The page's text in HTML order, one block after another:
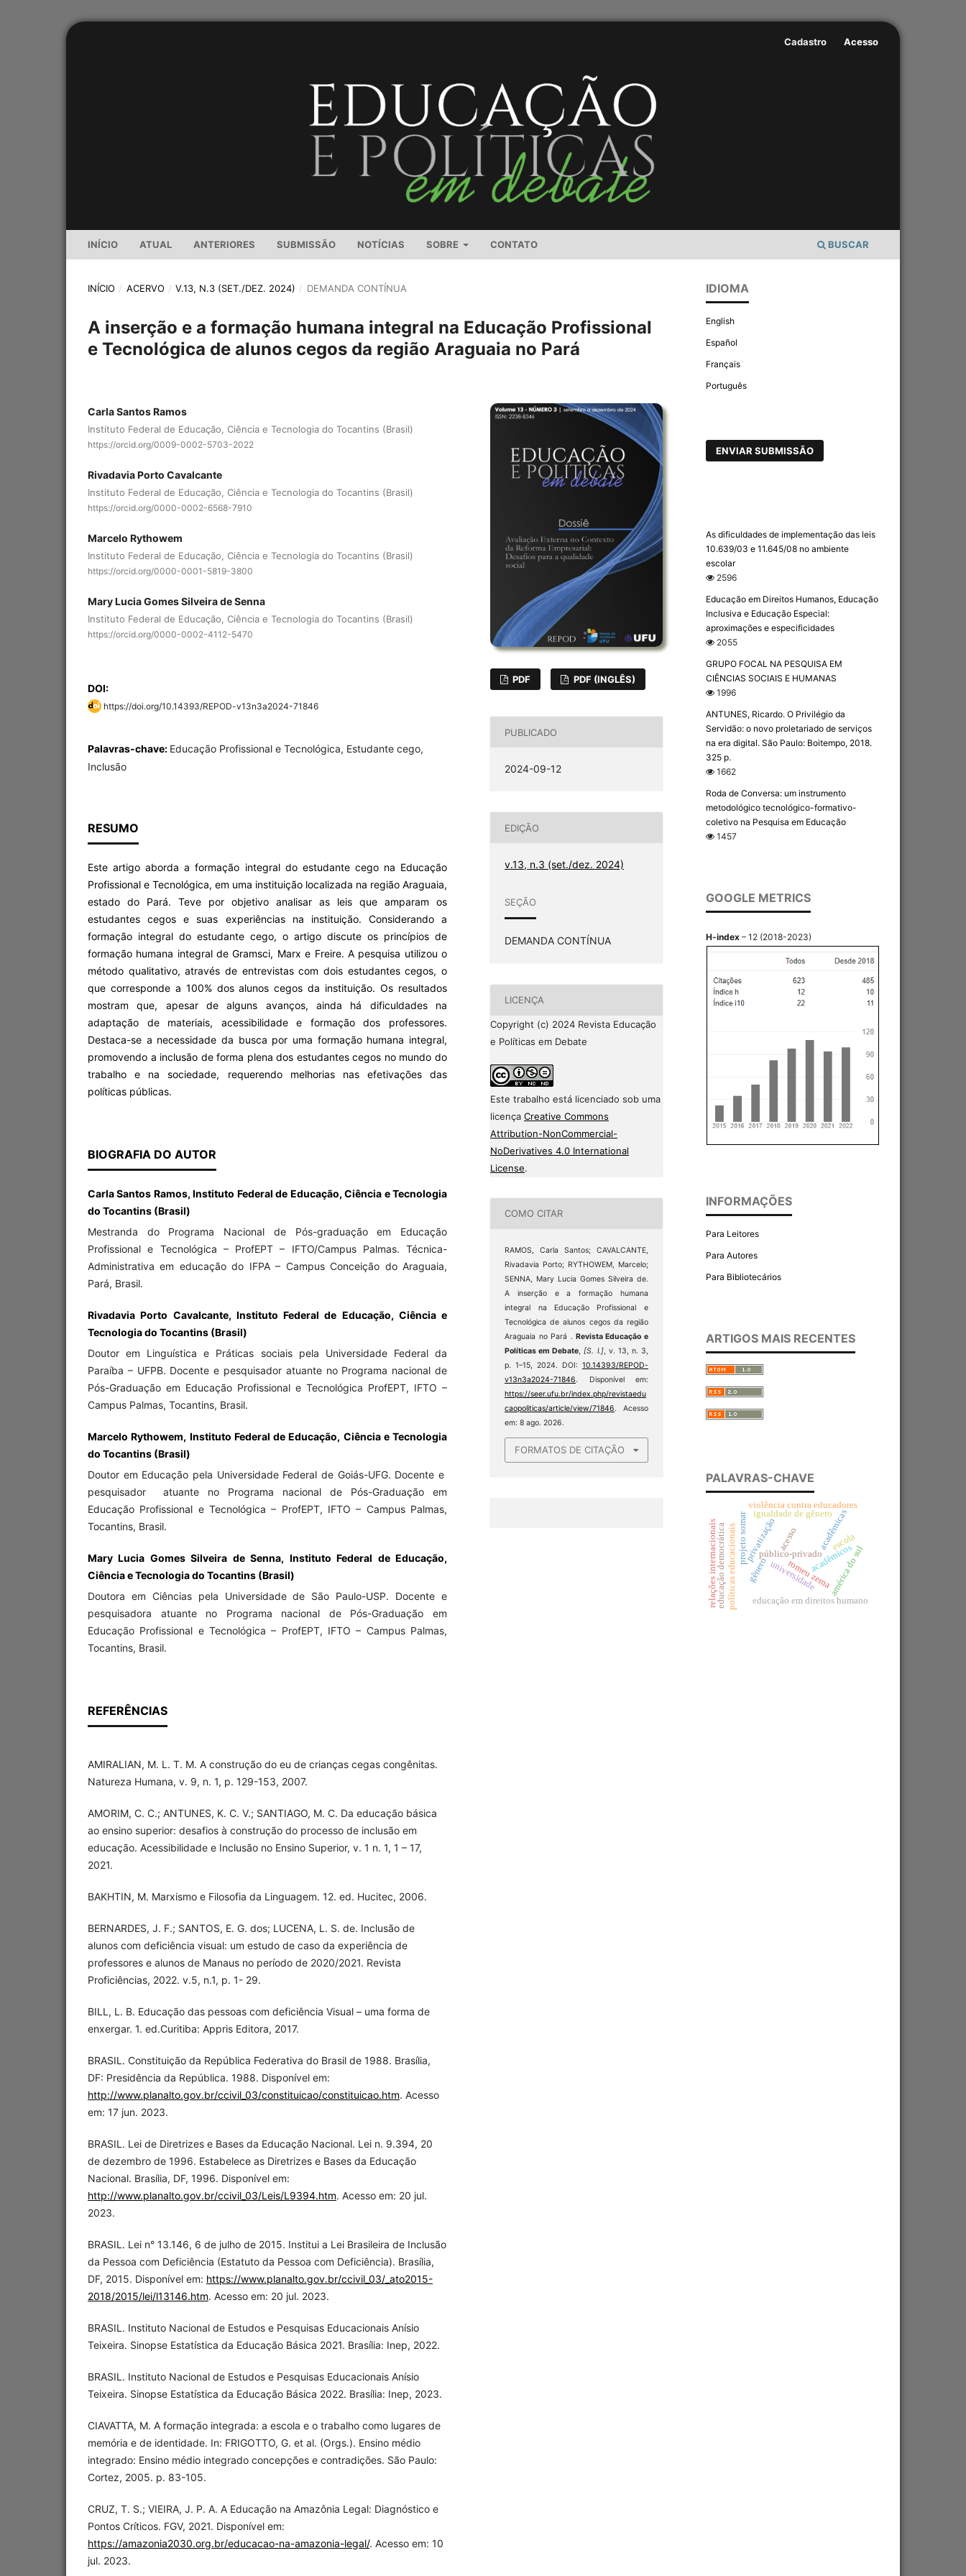
INÍCIO ATUAL ANTERIORES SUBMISSÃO NOTÍCIAS SOBRE CONTATO BUSCAR
Cadastro Acesso
INÍCIO / ACERVO / V.13, N.3 (SET./DEZ. 2024) / DEMANDA CONTÍNUA
A inserção e a formação humana integral na Educação Profissional
e Tecnológica de alunos cegos da região Araguaia no Pará
Carla Santos Ramos
Instituto Federal de Educação, Ciência e Tecnologia do Tocantins (Brasil)
https://orcid.org/0009-0002-5703-2022
Rivadavia Porto Cavalcante
Instituto Federal de Educação, Ciência e Tecnologia do Tocantins (Brasil)
https://orcid.org/0000-0002-6568-7910
Marcelo Rythowem
Instituto Federal de Educação, Ciência e Tecnologia do Tocantins (Brasil)
https://orcid.org/0000-0001-5819-3800
Mary Lucia Gomes Silveira de Senna
Instituto Federal de Educação, Ciência e Tecnologia do Tocantins (Brasil)
https://orcid.org/0000-0002-4112-5470
DOI:
https://doi.org/10.14393/REPOD-v13n3a2024-71846
Palavras-chave: Educação Profissional e Tecnológica, Estudante cego,
Inclusão
RESUMO
Este artigo aborda a formação integral do estudante cego na Educação
Profissional e Tecnológica, em uma instituição localizada na região Araguaia,
estado do Pará. Teve por objetivo analisar as leis que amparam os
estudantes cegos e suas experiências na instituição. Considerando a
formação integral do estudante cego, o artigo discute os princípios de
formação humana integral de Gramsci, Marx e Freire. A pesquisa utilizou o
método qualitativo, através de entrevistas com dois estudantes cegos, o
que corresponde a 100% dos alunos cegos da instituição. Os resultados
mostram que, apesar de alguns avanços, ainda há dificuldades na
adaptação de materiais, acessibilidade e formação dos professores.
Destaca-se a necessidade da busca por uma formação humana integral,
promovendo a inclusão de forma plena dos estudantes cegos no mundo do
trabalho e na sociedade, requerendo melhorias nas efetivações das
políticas públicas.
BIOGRAFIA DO AUTOR
Carla Santos Ramos, Instituto Federal de Educação, Ciência e Tecnologia
do Tocantins (Brasil)
Mestranda do Programa Nacional de Pós-graduação em Educação
Profissional e Tecnológica – ProfEPT – IFTO/Campus Palmas. Técnica-
Administrativa em educação do IFPA – Campus Conceição do Araguaia,
Pará, Brasil.
Rivadavia Porto Cavalcante, Instituto Federal de Educação, Ciência e
Tecnologia do Tocantins (Brasil)
Doutor em Linguística e Práticas sociais pela Universidade Federal da
Paraíba – UFPB. Docente e pesquisador atuante no Programa nacional de
Pós-Graduação em Educação Profissional e Tecnológica ProfEPT, IFTO –
Campus Palmas, Tocantins, Brasil.
Marcelo Rythowem, Instituto Federal de Educação, Ciência e Tecnologia
do Tocantins (Brasil)
Doutor em Educação pela Universidade Federal de Goiás-UFG. Docente e
pesquisador atuante no Programa nacional de Pós-Graduação em
Educação Profissional e Tecnológica – ProfEPT, IFTO – Campus Palmas,
Tocantins, Brasil.
Mary Lucia Gomes Silveira de Senna, Instituto Federal de Educação,
Ciência e Tecnologia do Tocantins (Brasil)
Doutora em Ciências pela Universidade de São Paulo-USP. Docente e
pesquisadora atuante no Programa nacional de Pós-Graduação em
Educação Profissional e Tecnológica – ProfEPT, IFTO – Campus Palmas,
Tocantins, Brasil.
REFERÊNCIAS
AMIRALIAN, M. L. T. M. A construção do eu de crianças cegas congênitas.
Natureza Humana, v. 9, n. 1, p. 129-153, 2007.
AMORIM, C. C.; ANTUNES, K. C. V.; SANTIAGO, M. C. Da educação básica
ao ensino superior: desafios à construção do processo de inclusão em
educação. Acessibilidade e Inclusão no Ensino Superior, v. 1 n. 1, 1 – 17,
2021.
BAKHTIN, M. Marxismo e Filosofia da Linguagem. 12. ed. Hucitec, 2006.
BERNARDES, J. F.; SANTOS, E. G. dos; LUCENA, L. S. de. Inclusão de
alunos com deficiência visual: um estudo de caso da experiência de
professores e alunos de Manaus no período de 2020/2021. Revista
Proficiências, 2022. v.5, n.1, p. 1- 29.
BILL, L. B. Educação das pessoas com deficiência Visual – uma forma de
enxergar. 1. ed.Curitiba: Appris Editora, 2017.
BRASIL. Constituição da República Federativa do Brasil de 1988. Brasília,
DF: Presidência da República. 1988. Disponível em:
http://www.planalto.gov.br/ccivil_03/constituicao/constituicao.htm. Acesso
em: 17 jun. 2023.
BRASIL. Lei de Diretrizes e Bases da Educação Nacional. Lei n. 9.394, 20
de dezembro de 1996. Estabelece as Diretrizes e Bases da Educação
Nacional. Brasília, DF, 1996. Disponível em:
http://www.planalto.gov.br/ccivil_03/Leis/L9394.htm. Acesso em: 20 jul.
2023.
BRASIL. Lei n° 13.146, 6 de julho de 2015. Institui a Lei Brasileira de Inclusão
da Pessoa com Deficiência (Estatuto da Pessoa com Deficiência). Brasília,
DF, 2015. Disponível em: https://www.planalto.gov.br/ccivil_03/_ato2015-
2018/2015/lei/l13146.htm. Acesso em: 20 jul. 2023.
BRASIL. Instituto Nacional de Estudos e Pesquisas Educacionais Anísio
Teixeira. Sinopse Estatística da Educação Básica 2021. Brasília: Inep, 2022.
BRASIL. Instituto Nacional de Estudos e Pesquisas Educacionais Anísio
Teixeira. Sinopse Estatística da Educação Básica 2022. Brasília: Inep, 2023.
CIAVATTA, M. A formação integrada: a escola e o trabalho como lugares de
memória e de identidade. In: FRIGOTTO, G. et al. (Orgs.). Ensino médio
integrado: Ensino médio integrado concepções e contradições. São Paulo:
Cortez, 2005. p. 83-105.
CRUZ, T. S.; VIEIRA, J. P. A. A Educação na Amazônia Legal: Diagnóstico e
Pontos Críticos. FGV, 2021. Disponível em:
https://amazonia2030.org.br/educacao-na-amazonia-legal/. Acesso em: 10
jul. 2023.
PDF PDF (INGLÊS)
PUBLICADO
2024-09-12
EDIÇÃO
v.13, n.3 (set./dez. 2024)
SEÇÃO
DEMANDA CONTÍNUA
LICENÇA
Copyright (c) 2024 Revista Educação
e Políticas em Debate
Este trabalho está licenciado sob uma
licença Creative Commons
Attribution-NonCommercial-
NoDerivatives 4.0 International
License.
COMO CITAR
RAMOS, Carla Santos; CAVALCANTE,
Rivadavia Porto; RYTHOWEM, Marcelo;
SENNA, Mary Lucia Gomes Silveira de.
A inserção e a formação humana
integral na Educação Profissional e
Tecnológica de alunos cegos da região
Araguaia no Pará . Revista Educação e
Políticas em Debate
[S. l.], v. 13, n. 3,
p. 1–15, 2024. DOI: 10.14393/REPOD-
v13n3a2024-71846. Disponível em:
https://seer.ufu.br/index.php/revistaedu
caopoliticas/article/view/71846. Acesso
em: 8 ago. 2026.
FORMATOS DE CITAÇÃO
IDIOMA
English
Español
Français
Português
ENVIAR SUBMISSÃO
As dificuldades de implementação das leis
10.639/03 e 11.645/08 no ambiente
escolar
2596
Educação em Direitos Humanos, Educação
Inclusiva e Educação Especial:
aproximações e especificidades
2055
GRUPO FOCAL NA PESQUISA EM
CIÊNCIAS SOCIAIS E HUMANAS
1996
ANTUNES, Ricardo. O Privilégio da
Servidão: o novo proletariado de serviços
na era digital. São Paulo: Boitempo, 2018.
325 p.
1662
Roda de Conversa: um instrumento
metodológico tecnológico-formativo-
coletivo na Pesquisa em Educação
1457
GOOGLE METRICS
H-index – 12 (2018-2023)
INFORMAÇÕES
Para Leitores
Para Autores
Para Bibliotecários
ARTIGOS MAIS RECENTES
PALAVRAS-CHAVE
privatização
projeto somar público-privado
romeu zema
igualdade de gênero
acadêmicos
acadêmicas
universidade
políticas educacionais gênero
acesso
américa do sul
violência contra educadores
educação democrática escola
educação em direitos humano
relações internacionais